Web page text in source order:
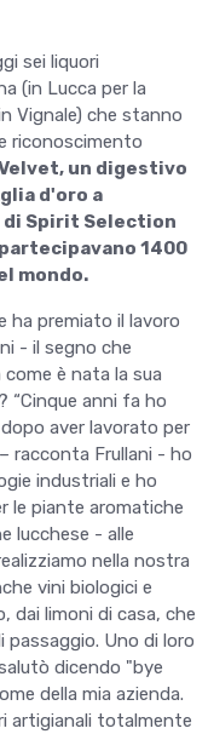
sei liquori
(in Lucca per la
Vignale) che stanno
riconoscimento
un digestivo
d'oro a
di Spirit Selection
1400
mondo.
premiato il lavoro
- il segno che
come è nata la sua
“Cinque anni fa ho
aver lavorato per
racconta Frullani - ho
industriali e ho
le piante aromatiche
lucchese - alle
nella nostra
vini biologici e
dai limoni di casa, che
passaggio. Uno di loro
dicendo "bye
della mia azienda.
artigianali totalmente